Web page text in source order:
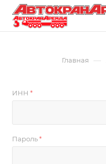
Главная —
ИНН *
Пароль*